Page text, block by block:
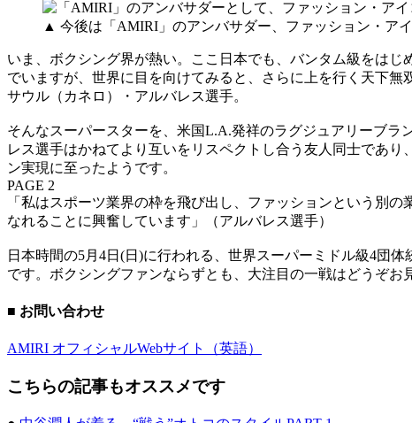
▲ 今後は「AMIRI」のアンバサダー、ファッション・ア
いま、ボクシング界が熱い。ここ日本でも、バンタム級をは
でいますが、世界に目を向けてみると、さらに上を行く天下
サウル（カネロ）・アルバレス選手。
そんなスーパースターを、米国L.A.発祥のラグジュアリーブ
レス選手はかねてより互いをリスペクトし合う友人同士であ
ン実現に至ったようです。
PAGE 2
「私はスポーツ業界の枠を飛び出し、ファッションという別
なれることに興奮しています」（アルバレス選手）
日本時間の5月4日(日)に行われる、世界スーパーミドル級4団
です。ボクシングファンならずとも、大注目の一戦はどうぞお
■ お問い合わせ
AMIRI オフィシャルWebサイト（英語）
こちらの記事もオススメです